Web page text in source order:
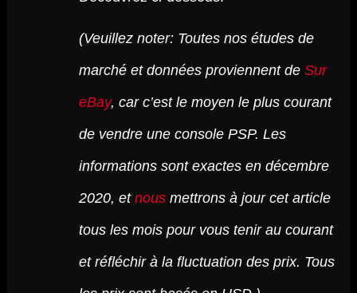
(Veuillez noter: Toutes nos études de
marché et données proviennent de Sur
eBay, car c’est le moyen le plus courant
de vendre une console PSP. Les
informations sont exactes en décembre
2020, et nousmettrons à jour cet article
tous les mois pour vous tenir au courant
et réfléchir à la fluctuation des prix. Tous